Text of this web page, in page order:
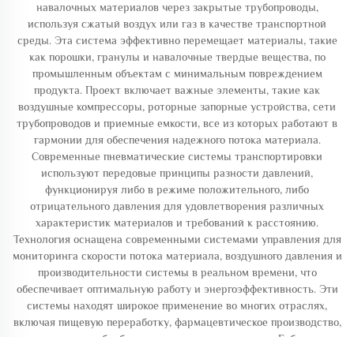
навалочных материалов через закрытые трубопроводы,
используя сжатый воздух или газ в качестве транспортной
среды. Эта система эффективно перемещает материалы, такие
как порошки, гранулы и навалочные твердые вещества, по
промышленным объектам с минимальным повреждением
продукта. Проект включает важные элементы, такие как
воздушные компрессоры, роторные запорные устройства, сети
трубопроводов и приемные емкости, все из которых работают в
гармонии для обеспечения надежного потока материала.
Современные пневматические системы транспортировки
используют передовые принципы разности давлений,
функционируя либо в режиме положительного, либо
отрицательного давления для удовлетворения различных
характеристик материалов и требований к расстоянию.
Технология оснащена современными системами управления для
мониторинга скорости потока материала, воздушного давления и
производительности системы в реальном времени, что
обеспечивает оптимальную работу и энергоэффективность. Эти
системы находят широкое применение во многих отраслях,
включая пищевую переработку, фармацевтическое производство,